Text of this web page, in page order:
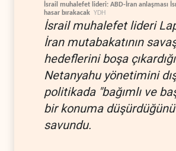
İsrail muhalefet lideri: ABD-İran anlaşması
hasar bırakacak YDH
İsrail muhalefet lideri
İran mutabakatının
hedeflerini boşa
Netanyahu yönetimini
politikada "bağımlı ve
bir konuma düşürdüğünü
savundu.